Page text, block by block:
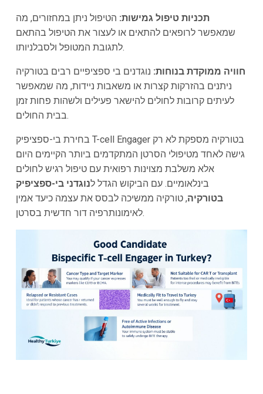
תכניות טיפול גמישות: הטיפול ניתן במחזורים, מה
שמאפשר לרופאים להתאים או לעצור את הטיפול בהתאם
לתגובת המטופל ולסבלניותו.
חוויה ממוקדת בנוחות: נוגדנים בי ספציפיים רבים בטורקיה
ניתנים בהזרקות קצרות או משאבות ניידות, מה שמאפשר
לעיתים קרובות לחולים להישאר פעילים ולשהות פחות זמן
בבית החולים.
בחירת בי-ספציפיק T-cell Engager בטורקיה מספקת לא רק
גישה לאחד מטיפולי הסרטן המתקדמים ביותר הקיימים היום
אלא משלבת מצוינות רפואית עם טיפול רגיש לחולים
בינלאומיים. עם הביקוש הגדל לנוגדני בי-ספציפיק
בטורקיה, טורקיה ממשיכה לבסס את עצמה כיעד אמין
לאימונותרפיה דור חדשית בסרטן.